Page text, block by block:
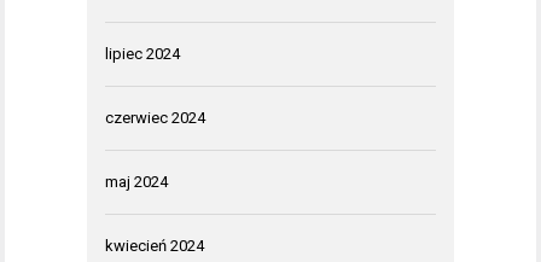
lipiec 2024
czerwiec 2024
maj 2024
kwiecień 2024